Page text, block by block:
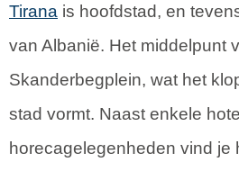
Tirana is hoofdstad, en
van Albanië. Het middelpunt
Skanderbegplein, wat het
stad vormt. Naast enkele
horecagelegenheden vind je